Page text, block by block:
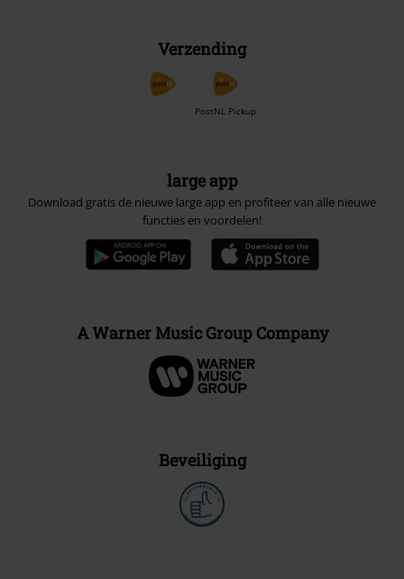
Verzending
PostNL Pickup
large app
Download gratis de nieuwe large app en profiteer van alle nieuwe
functies en voordelen!
A Warner Music Group Company
Beveiliging